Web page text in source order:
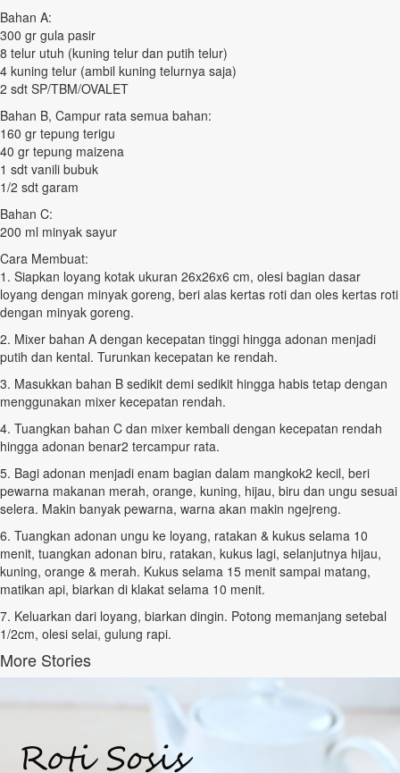
Bahan A:
300 gr gula pasir
8 telur utuh (kuning telur dan putih telur)
4 kuning telur (ambil kuning telurnya saja)
2 sdt SP/TBM/OVALET
Bahan B, Campur rata semua bahan:
160 gr tepung terigu
40 gr tepung maizena
1 sdt vanili bubuk
1/2 sdt garam
Bahan C:
200 ml minyak sayur
Cara Membuat:
1. Siapkan loyang kotak ukuran 26x26x6 cm, olesi bagian dasar
loyang dengan minyak goreng, beri alas kertas roti dan oles kertas roti
dengan minyak goreng.
2. Mixer bahan A dengan kecepatan tinggi hingga adonan menjadi
putih dan kental. Turunkan kecepatan ke rendah.
3. Masukkan bahan B sedikit demi sedikit hingga habis tetap dengan
menggunakan mixer kecepatan rendah.
4. Tuangkan bahan C dan mixer kembali dengan kecepatan rendah
hingga adonan benar2 tercampur rata.
5. Bagi adonan menjadi enam bagian dalam mangkok2 kecil, beri
pewarna makanan merah, orange, kuning, hijau, biru dan ungu sesuai
selera. Makin banyak pewarna, warna akan makin ngejreng.
6. Tuangkan adonan ungu ke loyang, ratakan & kukus selama 10
menit, tuangkan adonan biru, ratakan, kukus lagi, selanjutnya hijau,
kuning, orange & merah. Kukus selama 15 menit sampai matang,
matikan api, biarkan di klakat selama 10 menit.
7. Keluarkan dari loyang, biarkan dingin. Potong memanjang setebal
1/2cm, olesi selai, gulung rapi.
More Stories